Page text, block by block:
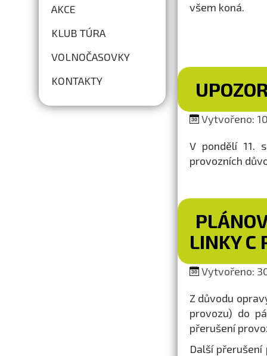
AKCE
KLUB TÚRA
VOLNOČASOVKY
KONTAKTY
všem koná.
Vytvořeno:
V pondělí 11.
provozních
LINKY C
Vytvořeno:
Z důvodu
provozu) do
přerušení
Další